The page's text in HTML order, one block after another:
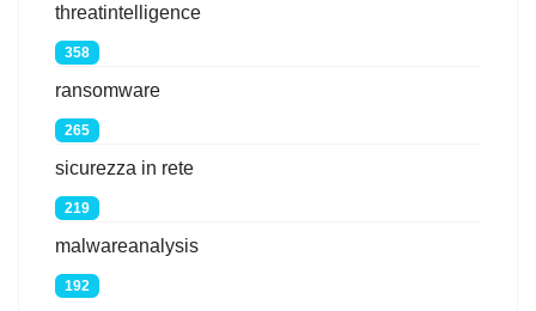
threatintelligence
358
ransomware
265
sicurezza in rete
219
malwareanalysis
192